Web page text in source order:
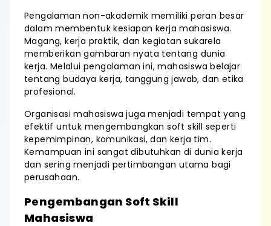
Pengalaman non-akademik memiliki peran besar
dalam membentuk kesiapan kerja mahasiswa.
Magang, kerja praktik, dan kegiatan sukarela
memberikan gambaran nyata tentang dunia
kerja. Melalui pengalaman ini, mahasiswa belajar
tentang budaya kerja, tanggung jawab, dan etika
profesional.
Organisasi mahasiswa juga menjadi tempat yang
efektif untuk mengembangkan soft skill seperti
kepemimpinan, komunikasi, dan kerja tim.
Kemampuan ini sangat dibutuhkan di dunia kerja
dan sering menjadi pertimbangan utama bagi
perusahaan.
Pengembangan Soft Skill
Mahasiswa